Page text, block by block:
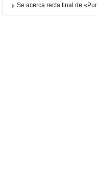
Se acerca recta final de